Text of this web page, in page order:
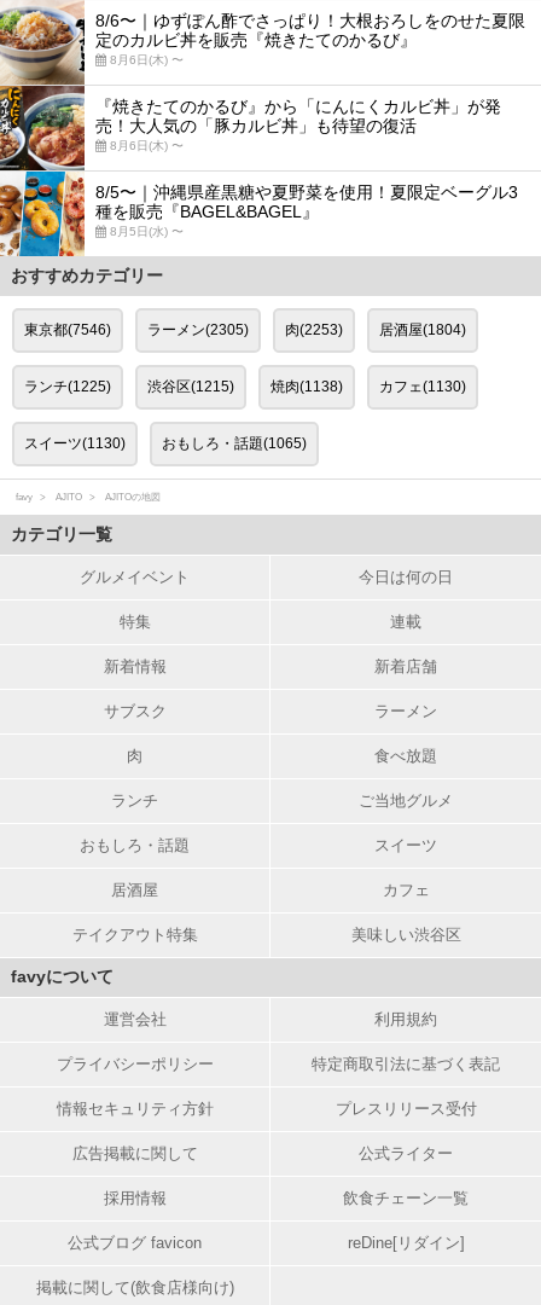
8/6〜｜ゆずぽん酢でさっぱり！大根おろしをのせた夏限
定のカルビ丼を販売『焼きたてのかるび』
8月6日(木) 〜
『焼きたてのかるび』から「にんにくカルビ丼」が発
売！大人気の「豚カルビ丼」も待望の復活
8月6日(木) 〜
8/5〜｜沖縄県産黒糖や夏野菜を使用！夏限定ベーグル3
種を販売『BAGEL&BAGEL』
8月5日(水) 〜
おすすめカテゴリー
東京都(7546) ラーメン(2305) 肉(2253) 居酒屋(1804)
ランチ(1225) 渋谷区(1215) 焼肉(1138) カフェ(1130)
スイーツ(1130) おもしろ・話題(1065)
favy AJITO AJITOの地図
カテゴリ一覧
グルメイベント 今日は何の日
特集 連載
新着情報 新着店舗
サブスク ラーメン
肉 食べ放題
ランチ ご当地グルメ
おもしろ・話題 スイーツ
居酒屋 カフェ
テイクアウト特集 美味しい渋谷区
favyについて
運営会社 利用規約
プライバシーポリシー 特定商取引法に基づく表記
情報セキュリティ方針 プレスリリース受付
広告掲載に関して 公式ライター
採用情報 飲食チェーン一覧
公式ブログ favicon reDine[リダイン]
掲載に関して(飲食店様向け)